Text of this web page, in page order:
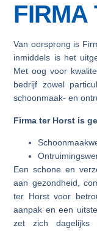
FIRMA
Van oorsprong is
inmiddels is het
Met oog voor
bedrijf zowel
schoonmaak- en
Firma ter Horst is
Een schone en
aan gezondheid,
ter Horst voor
aanpak en een
zet zich dagelijks